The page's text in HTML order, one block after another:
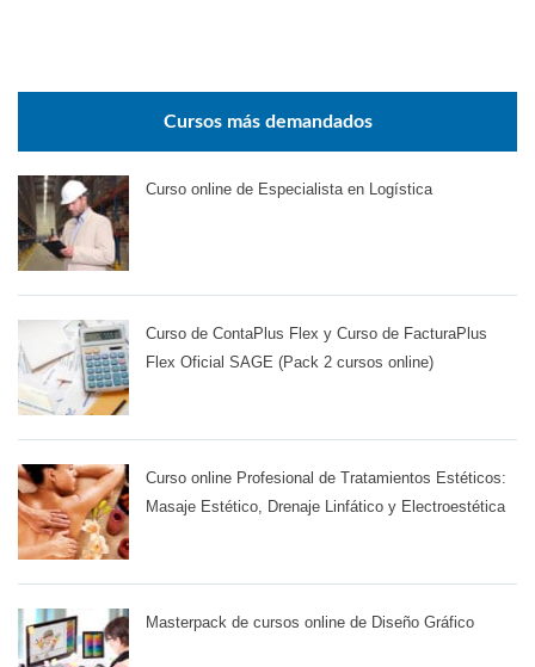
Cursos más demandados
Curso online de Especialista en Logística
Curso de ContaPlus Flex y Curso de FacturaPlus
Flex Oficial SAGE (Pack 2 cursos online)
Curso online Profesional de Tratamientos Estéticos:
Masaje Estético, Drenaje Linfático y Electroestética
Masterpack de cursos online de Diseño Gráfico